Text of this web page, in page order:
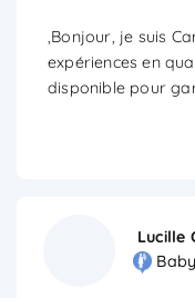
,Bonjour, je suis
expériences en
disponible pour
Lucille